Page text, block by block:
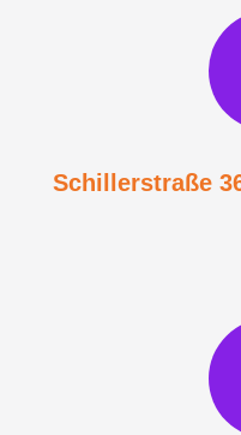
Schillerstraße